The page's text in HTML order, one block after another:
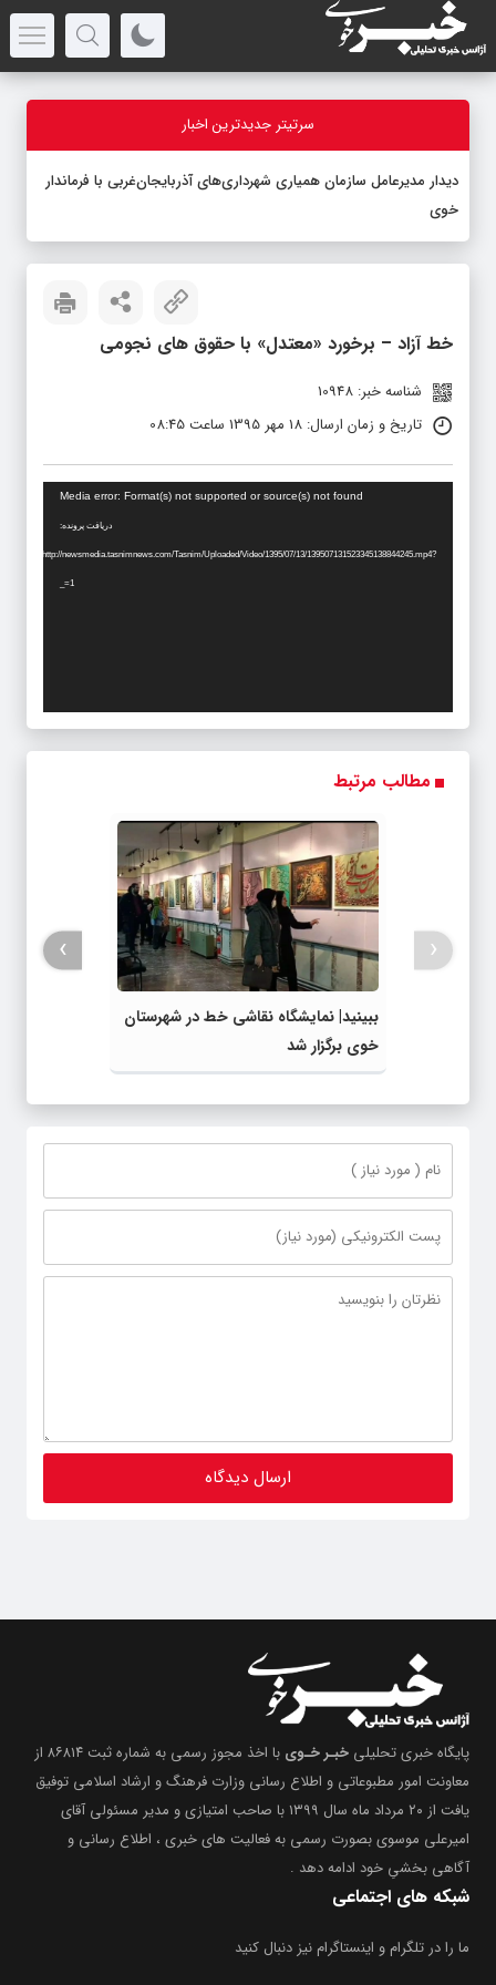
سرتیتر جدیدترین اخبار
دیدار مدیرعامل سازمان همیاری شهرداری‌های آذربایجان‌غربی با فرماندار
خوی
خط آزاد – برخورد «معتدل» با حقوق های نجومی
شناسه خبر: 10948
تاریخ و زمان ارسال: 18 مهر 1395 ساعت 08:45
Media error: Format(s) not supported or source(s) not found
دریافت پرونده:
http://newsmedia.tasnimnews.com/Tasnim/Uploaded/Video/1395/07/13/139507131523345138844245.mp4?
_=1
مطالب مرتبط
ببینید| نمایشگاه نقاشی خط در شهرستان
خوی برگزار شد
‹
›
پایگاه خبری تحلیلی خبـر خـوی
با اخذ مجوز رسمی به شماره ثبت ۸۶۸۱۴ از
معاونت امور مطبوعاتی و اطلاع رسانی وزارت فرهنگ و ارشاد اسلامی توفیق
یافت از ۲۰ مرداد ماه سال ۱۳۹۹ با صاحب امتیازی و مدیر مسئولی آقای
امیرعلی موسوی بصورت رسمی به فعالیت های خبری ، اطلاع رسانی و
آگاهی بخشیِ خود ادامه دهد .
شبکه های اجتماعی
ما را در تلگرام و اینستاگرام نیز دنبال کنید